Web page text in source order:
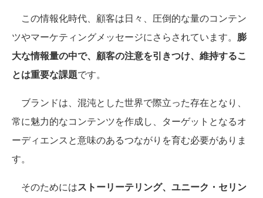
この情報化時代、顧客は日々、圧倒的な量のコンテン
ツやマーケティングメッセージにさらされています。 膨
大な情報量の中で、顧客の注意を引きつけ、維持するこ
とは重要な課題です。
ブランドは、混沌とした世界で際立った存在となり、
常に魅力的なコンテンツを作成し、ターゲットとなるオ
ーディエンスと意味のあるつながりを育む必要がありま
す。
そのためにはストーリーテリング、ユニーク・セリン